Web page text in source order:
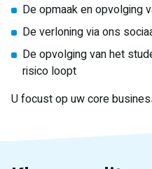
De opmaak en opvolging
De verloning via ons
De opvolging van het
risico loopt
U focust op uw core